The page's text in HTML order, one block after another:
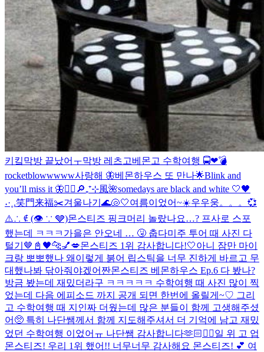
키킼막방 끝났어ㅜ막방 레츠고베몬고 수학여행 🚍❤︎💣
rocketblowwwww사랑해 🦋베몬하우스 또 만나🌟Blink and
you’ll miss it 🦋❤️‍🔥 🔎₊⁺⊹風🌺somedays are black and white 🤍🖤
˖·˳.笑門来福✂️겨울나기 🌊🐚🤍여름이었어~☀️우우웅。。。💞
⚠️∴ ∉ (👁 ∵ 🩶)몬스티즈 핑크머리 놀랐나요…? 프사로 스포
했는데 ㅋㅋㅋ 가을은 안오네 … 🤧 춥다미주 투어 때 사진 다
털기🤎 📓🖤🐆💅💋몬스티즈 1위 감사합니다!🤍아니 잠만 마이
크랑 뽀뽀했나 왜이렇게 붉어 립스틱을 너무 진하게 바르고 무
대했나봐 닦아줘야겠어 짠몬스티즈 베몬하우스 Ep.6 다 봤나?
방금 봤는데 재밌더라구 ㅋㅋㅋㅋㅋ 수학여행 때 사진 많이 찍
었는데 다음 에피소드 까지 공개 되면 한번에 올릴게~♡ 그리
고 수학여행 때 지인짜 더웠는데 많은 분들이 함께 고생해주셨
어🥺 특히 나단쌤께서 함께 지도해주셔서 더 기억에 남고 재밌
었던 수학여행 이었어ㅠ 나단쌤 감사합니다🫶🏻 ❤️‍🔥일 위 고 업
몬스티즈! 우리 1위 했어!! 너무너무 감사해요 몬스티즈! 💕 여